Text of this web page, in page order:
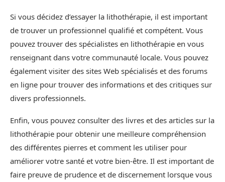
Si vous décidez d’essayer la lithothérapie, il est important
de trouver un professionnel qualifié et compétent. Vous
pouvez trouver des spécialistes en lithothérapie en vous
renseignant dans votre communauté locale. Vous pouvez
également visiter des sites Web spécialisés et des forums
en ligne pour trouver des informations et des critiques sur
divers professionnels.
Enfin, vous pouvez consulter des livres et des articles sur la
lithothérapie pour obtenir une meilleure compréhension
des différentes pierres et comment les utiliser pour
améliorer votre santé et votre bien-être. Il est important de
faire preuve de prudence et de discernement lorsque vous